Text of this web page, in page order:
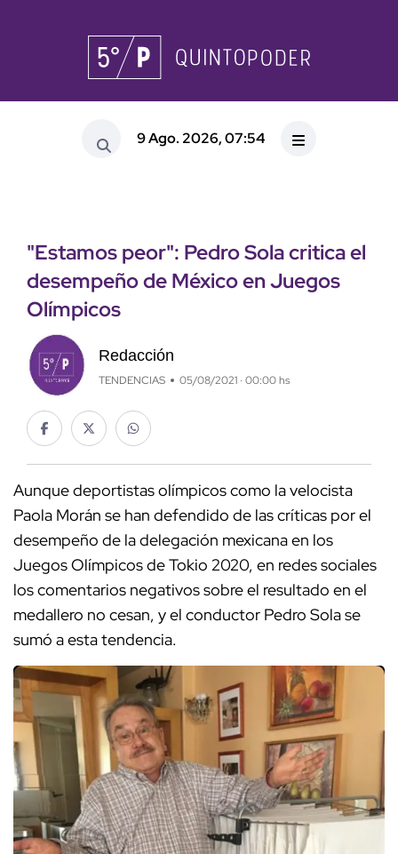
9 Ago. 2026, 07:54
"Estamos peor": Pedro Sola critica el
desempeño de México en Juegos
Olímpicos
Redacción
TENDENCIAS 05/08/2021 · 00:00 hs
Aunque deportistas olímpicos como la velocista
Paola Morán se han defendido de las críticas por el
desempeño de la delegación mexicana en los
Juegos Olímpicos de Tokio 2020, en redes sociales
los comentarios negativos sobre el resultado en el
medallero no cesan, y el conductor Pedro Sola se
sumó a esta tendencia.